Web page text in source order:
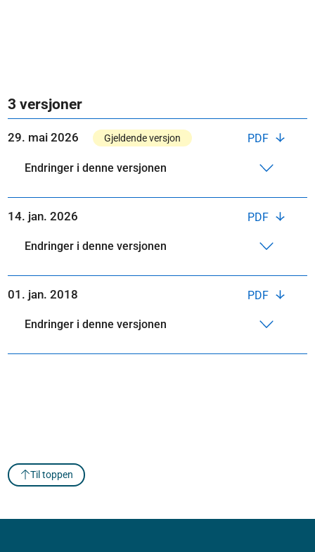
3 versjoner
PDF
29. mai 2026 Gjeldende versjon
Endringer i denne versjonen
PDF
14. jan. 2026
Endringer i denne versjonen
PDF
01. jan. 2018
Endringer i denne versjonen
Til toppen